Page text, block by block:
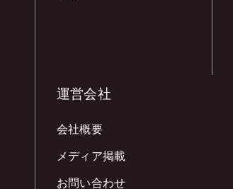
運営会社
会社概要
メディア掲載
お問い合わせ